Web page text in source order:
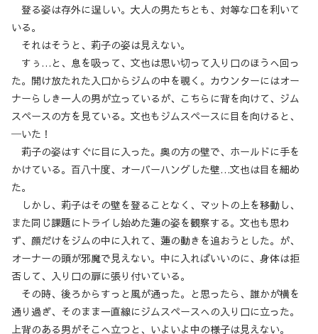
登る姿は存外に逞しい。大人の男たちとも、対等な口を利いて
いる。
それはそうと、莉子の姿は見えない。
すぅ…と、息を吸って、文也は思い切って入り口のほうへ回っ
た。開け放たれた入口からジムの中を覗く。カウンターにはオー
ナーらしき一人の男が立っているが、こちらに背を向けて、ジム
スペースの方を見ている。文也もジムスペースに目を向けると、
─いた！
莉子の姿はすぐに目に入った。奥の方の壁で、ホールドに手を
かけている。百八十度、オーバーハングした壁…文也は目を細め
た。
しかし、莉子はその壁を登ることなく、マットの上を移動し、
また同じ課題にトライし始めた蓮の姿を観察する。文也も思わ
ず、顔だけをジムの中に入れて、蓮の動きを追おうとした。が、
オーナーの頭が邪魔で見えない。中に入ればいいのに、身体は拒
否して、入り口の扉に張り付いている。
その時、後ろからすっと風が通った。と思ったら、誰かが横を
通り過ぎ、そのまま一直線にジムスペースへの入り口に立った。
上背のある男がそこへ立つと、いよいよ中の様子は見えない。